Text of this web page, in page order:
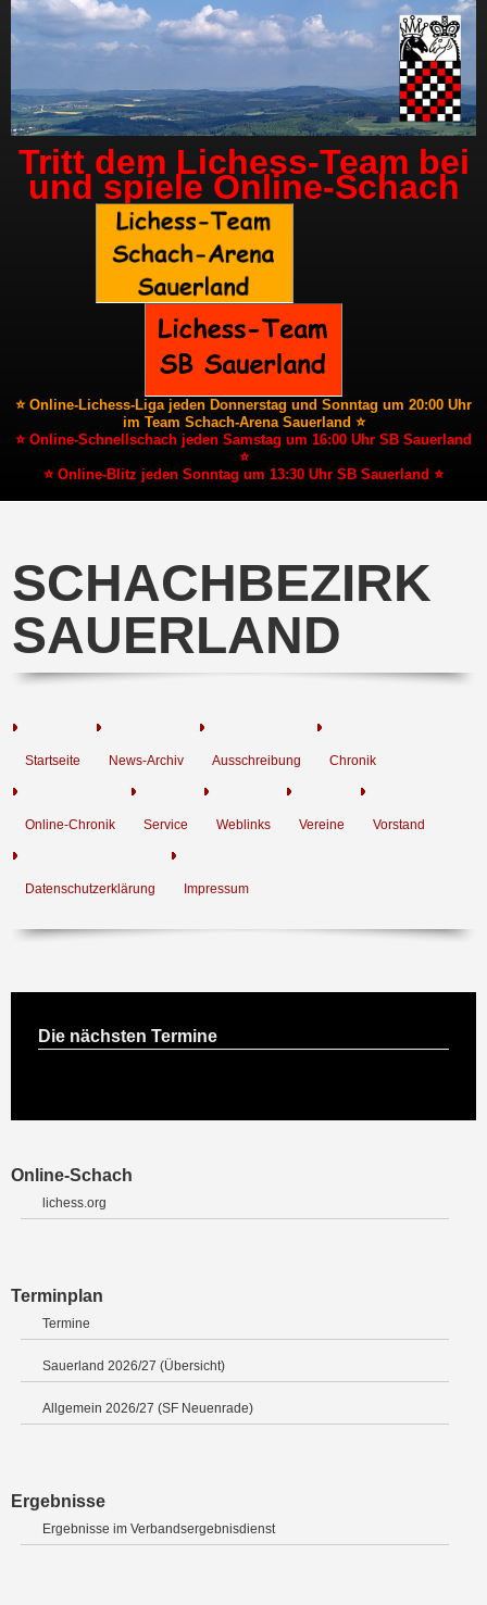
Tritt dem Lichess-Team bei
und spiele Online-Schach
⭐ Online-Lichess-Liga jeden Donnerstag und Sonntag um 20:00 Uhr
im Team Schach-Arena Sauerland ⭐
⭐ Online-Schnellschach jeden Samstag um 16:00 Uhr SB Sauerland
⭐
⭐ Online-Blitz jeden Sonntag um 13:30 Uhr SB Sauerland ⭐
SCHACHBEZIRK
SAUERLAND
Startseite News-Archiv Ausschreibung Chronik
Online-Chronik Service Weblinks Vereine Vorstand
Datenschutzerklärung Impressum
Die nächsten Termine
Online-Schach
lichess.org
Terminplan
Termine
Sauerland 2026/27 (Übersicht)
Allgemein 2026/27 (SF Neuenrade)
Ergebnisse
Ergebnisse im Verbandsergebnisdienst